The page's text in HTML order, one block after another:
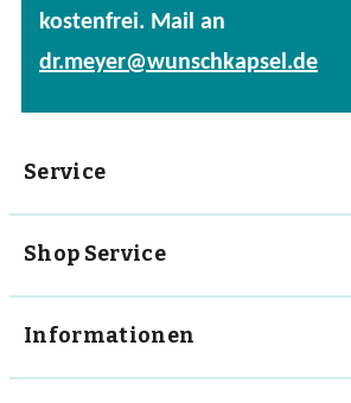
Vitalpilze
Vitamine
kostenfrei. Mail an
dr.meyer@wunschkapsel.de
Service
Shop Service
Informationen